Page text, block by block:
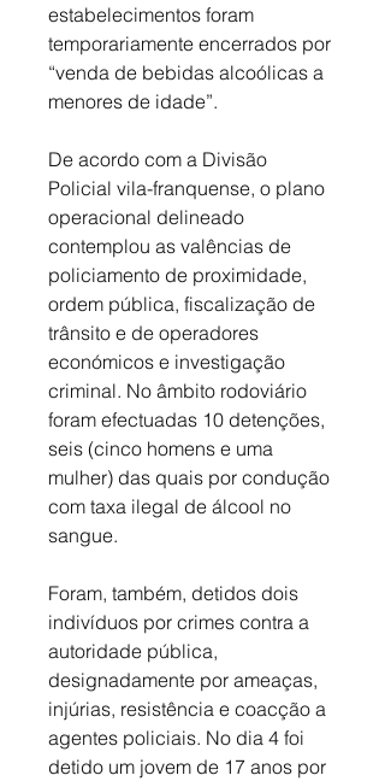
estabelecimentos foram
temporariamente encerrados por
“venda de bebidas alcoólicas a
menores de idade”.
De acordo com a Divisão
Policial vila-franquense, o plano
operacional delineado
contemplou as valências de
policiamento de proximidade,
ordem pública, fiscalização de
trânsito e de operadores
económicos e investigação
criminal. No âmbito rodoviário
foram efectuadas 10 detenções,
seis (cinco homens e uma
mulher) das quais por condução
com taxa ilegal de álcool no
sangue.
Foram, também, detidos dois
indivíduos por crimes contra a
autoridade pública,
designadamente por ameaças,
injúrias, resistência e coacção a
agentes policiais. No dia 4 foi
detido um jovem de 17 anos por